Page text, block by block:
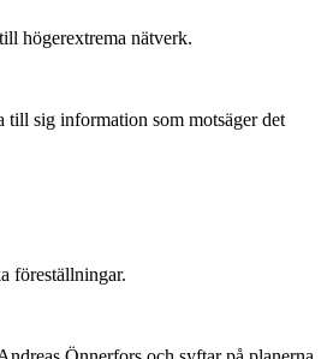
högerextrema nätverk.
sig information som motsäger det
föreställningar.